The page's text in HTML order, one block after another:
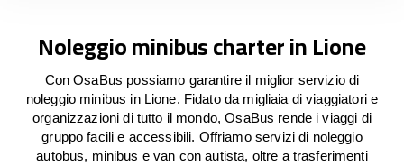
Noleggio minibus charter in Lione
Con OsaBus possiamo garantire il miglior servizio di
noleggio minibus in Lione. Fidato da migliaia di viaggiatori e
organizzazioni di tutto il mondo, OsaBus rende i viaggi di
gruppo facili e accessibili. Offriamo servizi di noleggio
autobus, minibus e van con autista, oltre a trasferimenti